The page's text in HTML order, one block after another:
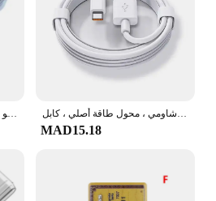
120 واط 10A USB نوع C كابل يو اس بي خط شحن سريع للغاية لشاومي سامسونج هواوي الشرف شحن سريع كابلات يو اس بي C سلك البيانات شاحن سريع للغاية لهاتف شاومي ، محول طاقة أصلي ، كابل USB من النوع C ، Mi 12 ، 11 ، 6A ، POCO ، X5 ، X4 Pro ، Redmi Note 9 ، 10 ، 11 ، 67 واط
MAD15.18